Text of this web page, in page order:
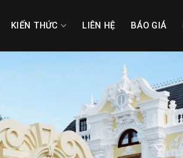
KIẾN THỨC LIÊN HỆ BÁO GIÁ